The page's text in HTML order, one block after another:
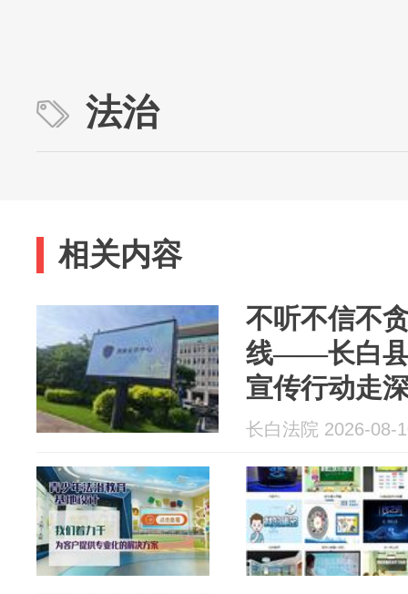
法治
相关内容
不听不信不
线——长白县
宣传行动走
长白法院 2026-08-